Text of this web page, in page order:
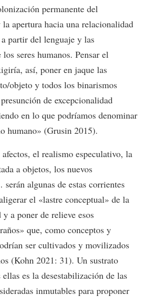
permanente del
apertura hacia una relacionalidad
partir del lenguaje y las
seres humanos. Pensar el
así, poner en jaque las
objeto y todos los binarismos
de excepcionalidad
en lo que podríamos denominar
humano» (Grusin 2015).
el realismo especulativo, la
a objetos, los nuevos
algunas de estas corrientes
el «lastre conceptual» de la
a poner de relieve esos
que, como conceptos y
ser cultivados y movilizados
(Kohn 2021: 31). Un sustrato
es la desestabilización de las
inmutables para proponer